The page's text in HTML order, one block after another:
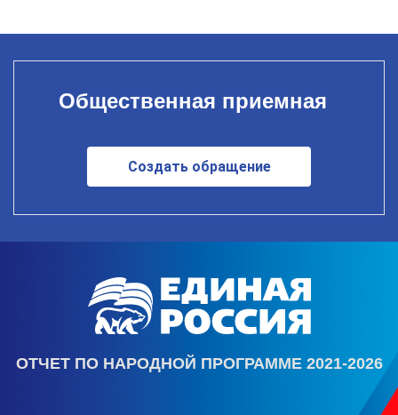
Общественная приемная
Создать обращение
ОТЧЕТ ПО НАРОДНОЙ ПРОГРАММЕ 2021-2026